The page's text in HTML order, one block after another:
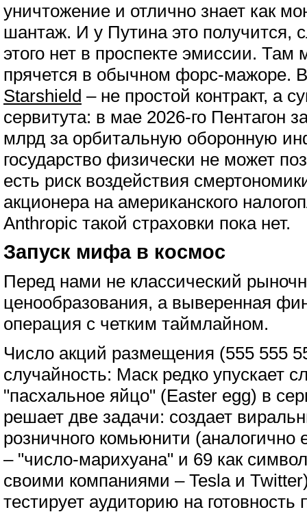
уничтожение и отлично знает как
шантаж. И у Путина это получится,
этого нет в проспекте эмиссии. Там
прячется в обычном форс-мажоре.
Starshield – не простой контракт, а
сервитута: в мае 2026-го Пентагон
млрд за орбитальную оборонную
государство физически не может
есть риск воздействия
акционера на американского
Anthropic такой страховки пока нет.
Запуск мифа в космос
Перед нами не классический
ценообразования, а выверенная
операция с четким таймлайном.
Число акций размещения (555 555
случайность: Маск редко упускает
"пасхальное яйцо" (Easter egg) в
решает две задачи: создает
розничного комьюнити
– "число-марихуана" и 69 как
своими компаниями – Tesla и
тестирует аудиторию на готовность